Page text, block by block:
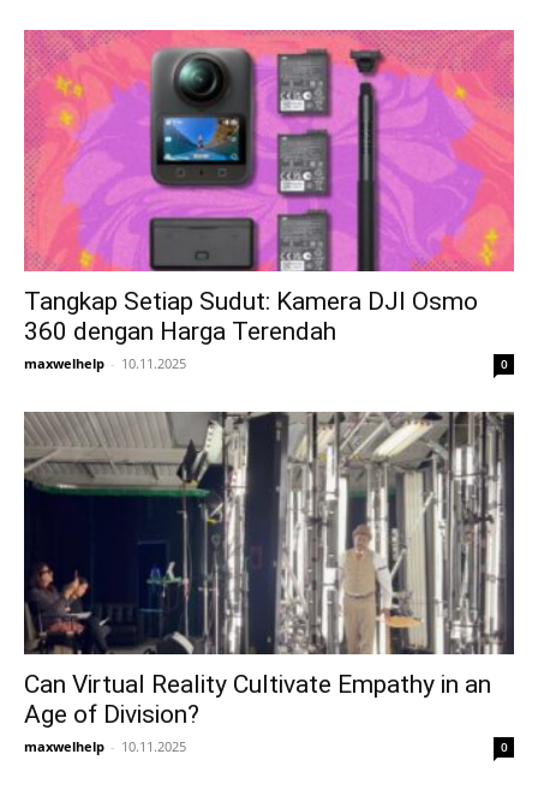
Tangkap Setiap Sudut: Kamera DJI Osmo
360 dengan Harga Terendah
maxwelhelp - 10.11.2025 0
Can Virtual Reality Cultivate Empathy in an
Age of Division?
maxwelhelp - 10.11.2025 0